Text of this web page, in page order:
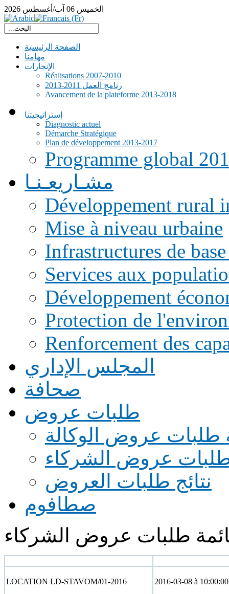
الخميس 06 آب/أغسطس 2026
الصفحة الرئيسية
مهامنا
الإنجازات
Réalisations 2007-2010
رنامج العمل 2011-2013
Avancement de la plateforme 2013-2018
إستراتيجيتنا
Diagnostic actuel
Démarche Stratégique
Plan de développement 2013-2017
Programme global
مشـاريعـنـا
Développement rural
Mise à niveau urbaine
Infrastructures de
Services aux
Développement
Protection de
Renforcement des
المجلس الإداري
صحافة
طلبات عروض
طلبات عروض الوكالة
طلبات عروض الشركاء
نتائج طلبات العروض
صطافوم
طلبات عروض الشركاء
LOCATION LD-STAVOM/01-2016 2016-03-08 à 10:00:00